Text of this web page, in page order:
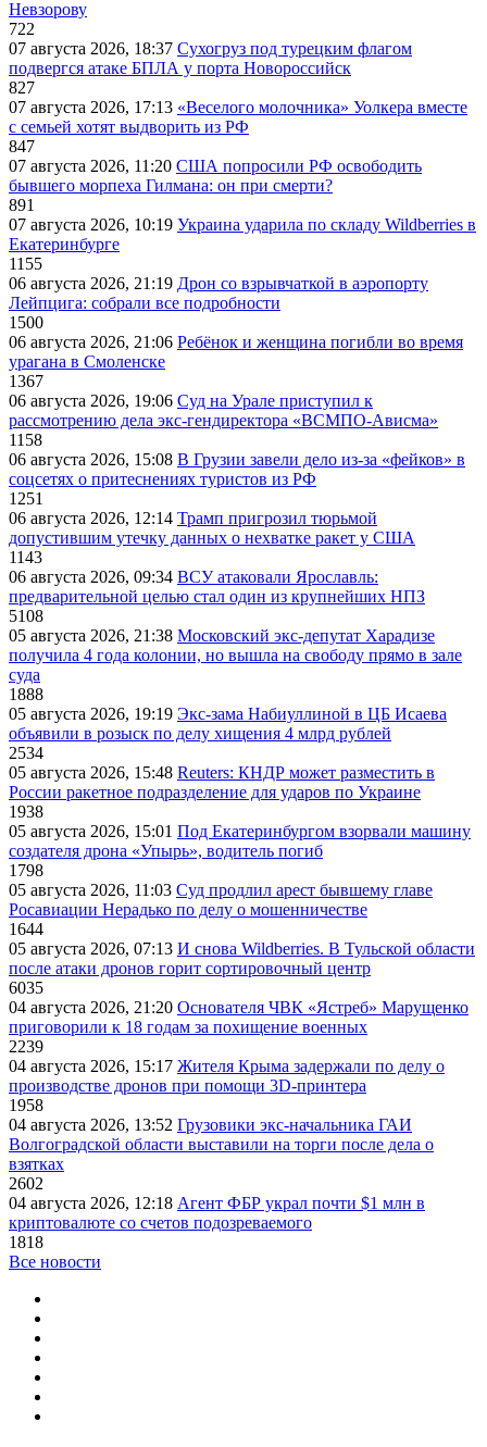
Невзорову
722
07 августа 2026, 18:37 Сухогруз под турецким флагом
подвергся атаке БПЛА у порта Новороссийск
827
07 августа 2026, 17:13 «Веселого молочника» Уолкера вместе
с семьей хотят выдворить из РФ
847
07 августа 2026, 11:20 США попросили РФ освободить
бывшего морпеха Гилмана: он при смерти?
891
07 августа 2026, 10:19 Украина ударила по складу Wildberries в
Екатеринбурге
1155
06 августа 2026, 21:19 Дрон со взрывчаткой в аэропорту
Лейпцига: собрали все подробности
1500
06 августа 2026, 21:06 Ребёнок и женщина погибли во время
урагана в Смоленске
1367
06 августа 2026, 19:06 Суд на Урале приступил к
рассмотрению дела экс-гендиректора «ВСМПО-Ависма»
1158
06 августа 2026, 15:08 В Грузии завели дело из-за «фейков» в
соцсетях о притеснениях туристов из РФ
1251
06 августа 2026, 12:14 Трамп пригрозил тюрьмой
допустившим утечку данных о нехватке ракет у США
1143
06 августа 2026, 09:34 ВСУ атаковали Ярославль:
предварительной целью стал один из крупнейших НПЗ
5108
05 августа 2026, 21:38 Московский экс-депутат Харадизе
получила 4 года колонии, но вышла на свободу прямо в зале
суда
1888
05 августа 2026, 19:19 Экс-зама Набиуллиной в ЦБ Исаева
объявили в розыск по делу хищения 4 млрд рублей
2534
05 августа 2026, 15:48 Reuters: КНДР может разместить в
России ракетное подразделение для ударов по Украине
1938
05 августа 2026, 15:01 Под Екатеринбургом взорвали машину
создателя дрона «Упырь», водитель погиб
1798
05 августа 2026, 11:03 Суд продлил арест бывшему главе
Росавиации Нерадько по делу о мошенничестве
1644
05 августа 2026, 07:13 И снова Wildberries. В Тульской области
после атаки дронов горит сортировочный центр
6035
04 августа 2026, 21:20 Основателя ЧВК «Ястреб» Марущенко
приговорили к 18 годам за похищение военных
2239
04 августа 2026, 15:17 Жителя Крыма задержали по делу о
производстве дронов при помощи 3D‑принтера
1958
04 августа 2026, 13:52 Грузовики экс-начальника ГАИ
Волгоградской области выставили на торги после дела о
взятках
2602
04 августа 2026, 12:18 Агент ФБР украл почти $1 млн в
криптовалюте со счетов подозреваемого
1818
Все новости